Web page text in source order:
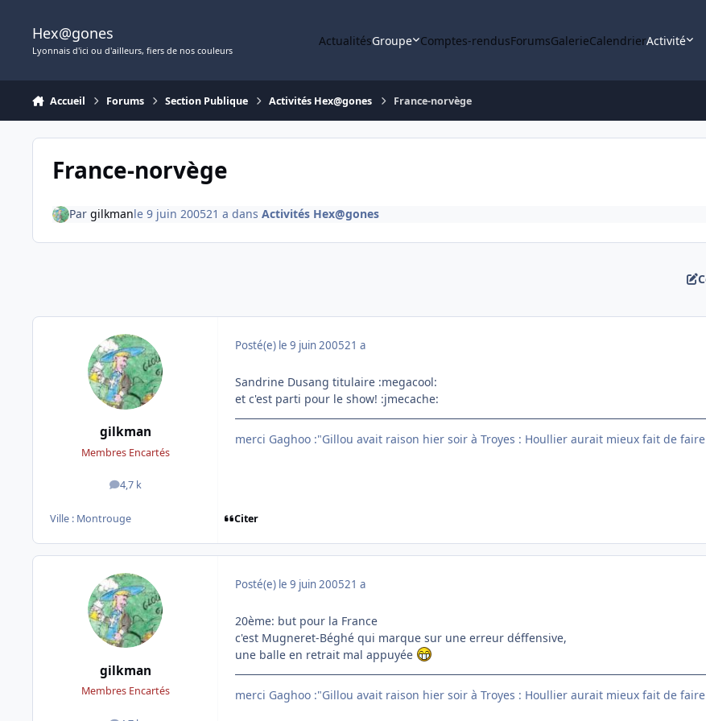
Hex@gones
Lyonnais d'ici ou d'ailleurs, fiers de nos couleurs
ActualitésGroupe Comptes-rendusForumsGalerieCalendrierActivité
Accueil Forums Section Publique Activités Hex@gones France-norvège
France-norvège
Par gilkmanle 9 juin 200521 a dans Activités Hex@gones
gilkman
Membres Encartés
4,7 k
messages
Ville : Montrouge
Posté(e) le 9 juin 200521 a
Sandrine Dusang titulaire :megacool:
et c'est parti pour le show! :jmecache:
merci Gaghoo :"Gillou avait raison hier soir à Troyes : Houllier aurait mieux fait de
Citer
gilkman
Membres Encartés
Posté(e) le 9 juin 200521 a
20ème: but pour la France
c'est Mugneret-Béghé qui marque sur une erreur déffensive,
une balle en retrait mal appuyée
merci Gaghoo :"Gillou avait raison hier soir à Troyes : Houllier aurait mieux fait de